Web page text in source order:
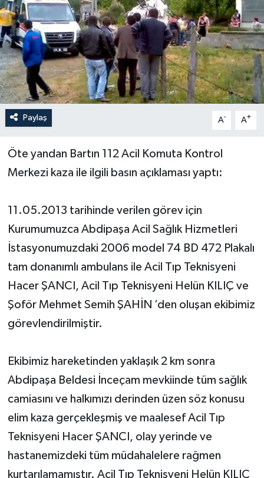
Paylaş A- A+
Öte yandan Bartın 112 Acil
Komuta Kontrol
Merkezi kaza ile ilgili basın açıklaması yaptı:
11.05.2013 tarihinde verilen görev için
Kurumumuzca Abdipaşa Acil Sağlık Hizmetleri
İstasyonumuzdaki 2006 model 74 BD 472 Plakalı
tam donanımlı ambulans ile Acil Tıp Teknisyeni
Hacer ŞANCI, Acil Tıp Teknisyeni Helün KILIÇ ve
Şoför Mehmet Semih ŞAHİN ’den oluşan ekibimiz
görevlendirilmiştir.
Ekibimiz hareketinden yaklaşık 2 km sonra
Abdipaşa Beldesi İnceçam mevkiinde tüm sağlık
camiasını ve halkımızı derinden üzen söz konusu
elim kaza gerçekleşmiş ve maalesef Acil Tıp
Teknisyeni Hacer ŞANCI, olay yerinde ve
hastanemizdeki tüm müdahalelere rağmen
kurtarılamamıştır. Acil Tıp Teknisyeni Helün KILIÇ
Tarım
Turizm
Yaşam
Yerel Yönetimler
YEREL